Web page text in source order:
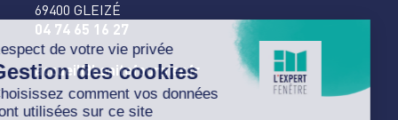
69400 GLEIZÉ
04 74 65 16 27
accueil@benitofournier.fr